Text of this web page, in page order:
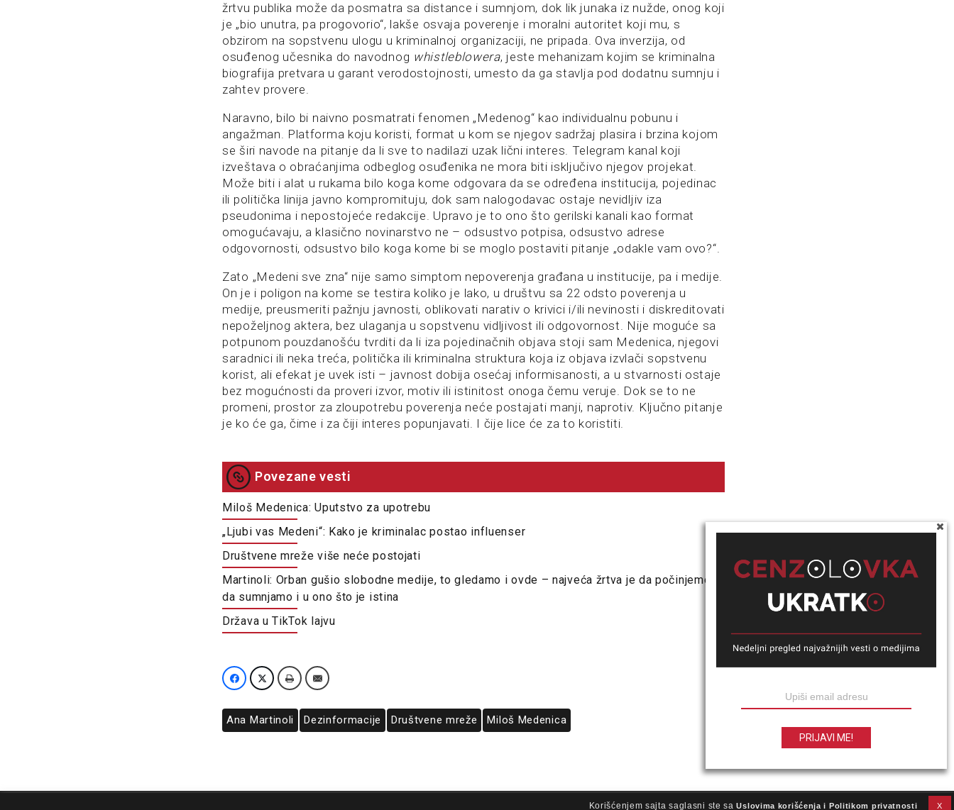
žrtvu publika može da posmatra sa distance i sumnjom, dok lik junaka iz nužde, onog koji
je „bio unutra, pa progovorio“, lakše osvaja poverenje i moralni autoritet koji mu, s
obzirom na sopstvenu ulogu u kriminalnoj organizaciji, ne pripada. Ova inverzija, od
osuđenog učesnika do navodnog whistleblowera, jeste mehanizam kojim se kriminalna
biografija pretvara u garant verodostojnosti, umesto da ga stavlja pod dodatnu sumnju i
zahtev provere.
Naravno, bilo bi naivno posmatrati fenomen „Medenog“ kao individualnu pobunu i
angažman. Platforma koju koristi, format u kom se njegov sadržaj plasira i brzina kojom
se širi navode na pitanje da li sve to nadilazi uzak lični interes. Telegram kanal koji
izveštava o obraćanjima odbeglog osuđenika ne mora biti isključivo njegov projekat.
Može biti i alat u rukama bilo koga kome odgovara da se određena institucija, pojedinac
ili politička linija javno kompromituju, dok sam nalogodavac ostaje nevidljiv iza
pseudonima i nepostojeće redakcije. Upravo je to ono što gerilski kanali kao format
omogućavaju, a klasično novinarstvo ne – odsustvo potpisa, odsustvo adrese
odgovornosti, odsustvo bilo koga kome bi se moglo postaviti pitanje „odakle vam ovo?“.
Zato „Medeni sve zna“ nije samo simptom nepoverenja građana u institucije, pa i medije.
On je i poligon na kome se testira koliko je lako, u društvu sa 22 odsto poverenja u
medije, preusmeriti pažnju javnosti, oblikovati narativ o krivici i/ili nevinosti i diskreditovati
nepoželjnog aktera, bez ulaganja u sopstvenu vidljivost ili odgovornost. Nije moguće sa
potpunom pouzdanošću tvrditi da li iza pojedinačnih objava stoji sam Medenica, njegovi
saradnici ili neka treća, politička ili kriminalna struktura koja iz objava izvlači sopstvenu
korist, ali efekat je uvek isti – javnost dobija osećaj informisanosti, a u stvarnosti ostaje
bez mogućnosti da proveri izvor, motiv ili istinitost onoga čemu veruje. Dok se to ne
promeni, prostor za zloupotrebu poverenja neće postajati manji, naprotiv. Ključno pitanje
je ko će ga, čime i za čiji interes popunjavati. I čije lice će za to koristiti.
Povezane vesti
Miloš Medenica: Uputstvo za upotrebu
„Ljubi vas Medeni“: Kako je kriminalac postao influenser
Društvene mreže više neće postojati
Martinoli: Orban gušio slobodne medije, to gledamo i ovde – najveća žrtva je da počinjemo
da sumnjamo i u ono što je istina
Država u TikTok lajvu
Ana Martinoli Dezinformacije Društvene mreže Miloš Medenica
Korišćenjem sajta saglasni ste saUslovima korišćenja i Politikom privatnosti X